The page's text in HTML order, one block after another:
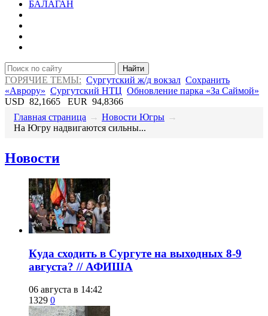
БАЛАГАН
Найти
ГОРЯЧИЕ ТЕМЫ: Сургутский ж/д вокзал Сохранить
«Аврору» Сургутский НТЦ Обновление парка «За Саймой»
USD 82,1665 EUR 94,8366
Главная страница → Новости Югры →
На Югру надвигаются сильны...
Новости
​Куда сходить в Сургуте на выходных 8-9
августа? // АФИША
06 августа в 14:42
1329 0